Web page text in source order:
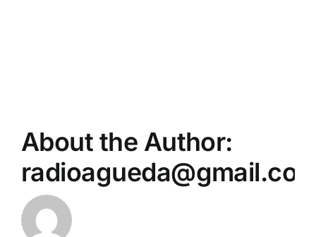
About the Author: